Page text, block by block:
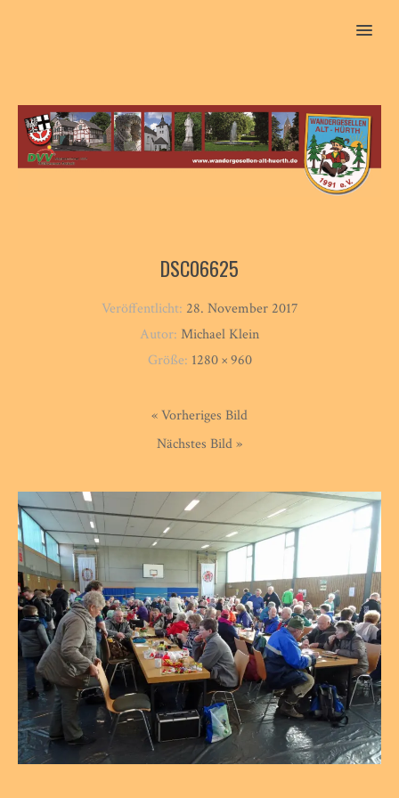
MENU
DSC06625
Veröffentlicht: 28. November 2017
Autor: Michael Klein
Größe: 1280 × 960
« Vorheriges Bild
Nächstes Bild »